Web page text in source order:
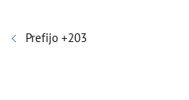
Prefijo +203